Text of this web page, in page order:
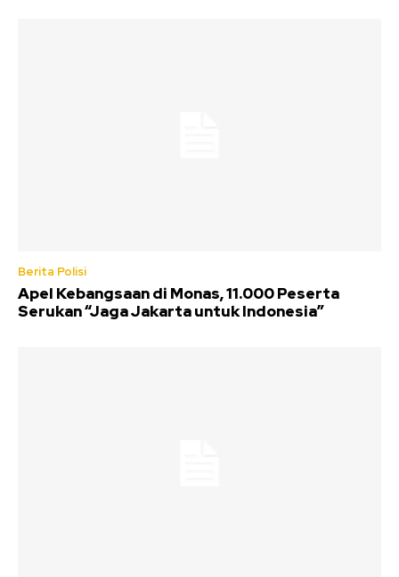
Berita Polisi
Apel Kebangsaan di Monas, 11.000 Peserta
Serukan “Jaga Jakarta untuk Indonesia”